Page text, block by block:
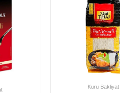
Kuru Bakliyat